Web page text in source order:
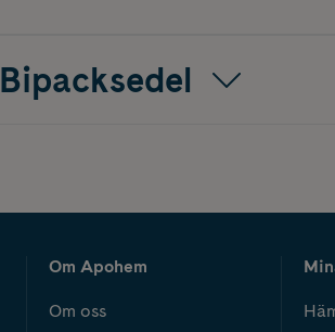
Bipacksedel
Om Apohem
Om oss